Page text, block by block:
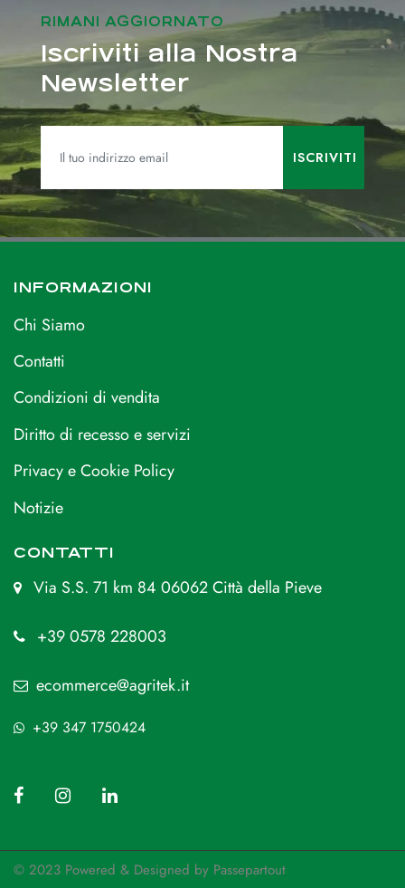
RIMANI AGGIORNATO
Iscriviti alla Nostra
Newsletter
INFORMAZIONI
Chi Siamo
Contatti
Condizioni di vendita
Diritto di recesso e servizi
Privacy e Cookie Policy
Notizie
CONTATTI
Via S.S. 71 km 84 06062 Città della Pieve
+39 0578 228003
ecommerce@agritek.it
+39 347 1750424
© 2023 Powered & Designed by Passepartout